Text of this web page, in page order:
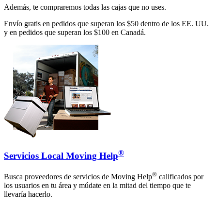
Además, te compraremos todas las cajas que no uses.
Envío gratis en pedidos que superan los $50 dentro de los EE. UU.
y en pedidos que superan los $100 en Canadá.
Servicios Local Moving Help®
Busca proveedores de servicios de Moving Help® calificados por
los usuarios en tu área y múdate en la mitad del tiempo que te
llevaría hacerlo.